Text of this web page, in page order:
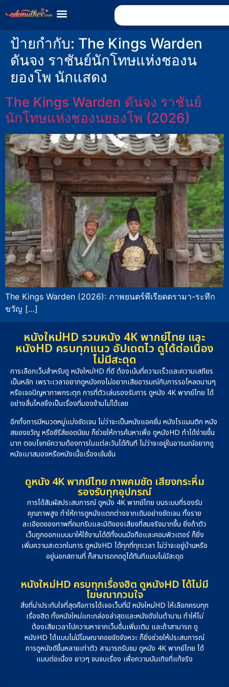
ป้ายกำกับ: The Kings Warden
ดันจง ราชันย์นักโทษแห่งชองน
ยองโพ นักแสดง
The Kings Warden ดันจง ราชันย์
นักโทษแห่งชองนยองโพ (2026)
The Kings Warden (2026): ภาพยนตร์พีเรียดดรามา-ระทึก
ขวัญ […]
หนังใหม่HD รวมหนัง 4K พากย์ไทย และ
หนังHD ครบทุกแนว อัปเดตไว ดูได้ต่อเนื่อง
ไม่มีสะดุด
การเลือกเว็บสำหรับดู หนังใหม่HD ที่ดี ต้องเน้นที่ความเร็วและความเสถียร
เป็นหลัก เพราะเวลาอยากดูหนังคงไม่อยากเสียอารมณ์กับการรอโหลดนานๆ
หรือเจอปัญหาภาพกระตุก การที่ตัวเล่นรองรับการ ดูหนัง 4K พากย์ไทย ได้
อย่างลื่นไหลจึงเป็นเรื่องที่มองข้ามไม่ได้เลย
อีกทั้งการมีหมวดหมู่แบ่งชัดเจน ไม่ว่าจะเป็นหนังแอคชั่น หนังโรแมนติก หนัง
สยองขวัญ หรือซีรีส์ยอดนิยม ก็ช่วยให้การค้นหาเพื่อ ดูหนังHD ทำได้ง่ายขึ้น
มาก ตอบโจทย์ความต้องการในแต่ละวันได้ทันที ไม่ว่าจะอยู่ในอารมณ์อยากดู
หนังเบาสมองหรือหนังเนื้อเรื่องเข้มข้น
ดูหนัง 4K พากย์ไทย ภาพคมชัด เสียงกระหึ่ม
รองรับทุกอุปกรณ์
การได้สัมผัสประสบการณ์ ดูหนัง 4K พากย์ไทย บนระบบที่รองรับ
คุณภาพสูง ทำให้การดูหนังแตกต่างจากเดิมอย่างชัดเจน ทั้งราย
ละเอียดของภาพที่คมกริบและมิติของเสียงที่สมจริงมากขึ้น ยิ่งถ้าตัว
เว็บถูกออกแบบมาให้ใช้งานได้ดีทั้งบนมือถือและคอมพิวเตอร์ ก็ยิ่ง
เพิ่มความสะดวกในการ ดูหนังHD ได้ทุกที่ทุกเวลา ไม่ว่าจะอยู่บ้านหรือ
อยู่นอกสถานที่ ก็สามารถกดดูได้ทันทีแบบไม่มีสะดุด
หนังใหม่HD ครบทุกเรื่องฮิต ดูหนังHD ได้ไม่มี
โฆษณากวนใจ
สิ่งที่น่าประทับใจที่สุดคือการได้เจอเว็บที่มี หนังใหม่HD ให้เลือกครบทุก
เรื่องฮิต ทั้งหนังใหม่แกะกล่องล่าสุดและหนังดังในตำนาน ทำให้ไม่
ต้องเสียเวลาไปควานหาจากเว็บอื่นเพิ่มเติม และถ้าสามารถ ดู
หนังHD ได้แบบไม่มีโฆษณาคอยขัดจังหวะ ก็ยิ่งช่วยให้ประสบการณ์
การดูหนังดีขึ้นหลายเท่าตัว สามารถรับชม ดูหนัง 4K พากย์ไทย ได้
แบบต่อเนื่อง ยาวๆ จนจบเรื่อง เพื่อความบันเทิงที่แท้จริง